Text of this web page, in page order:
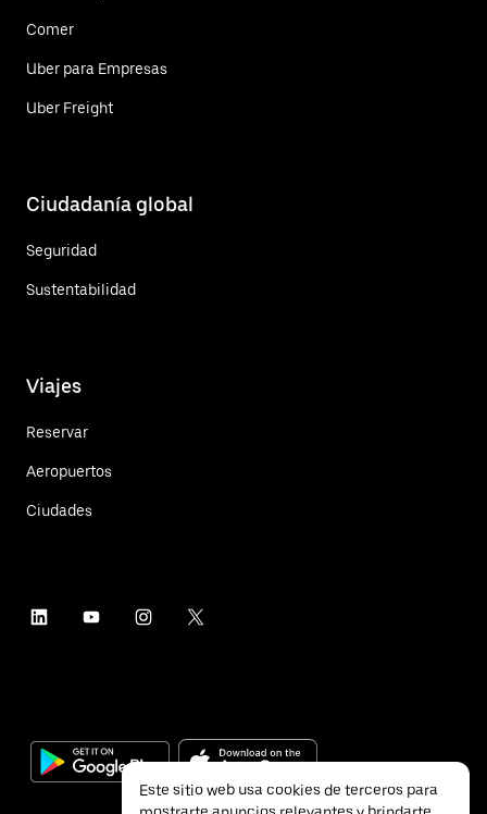
Comer
Uber para Empresas
Uber Freight
Ciudadanía global
Seguridad
Sustentabilidad
Viajes
Reservar
Aeropuertos
Ciudades
Este sitio web usa cookies de terceros para